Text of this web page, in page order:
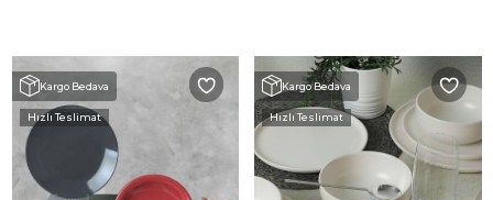
Kargo Bedava
Hızlı Teslimat
Kargo Bedava
Hızlı Teslimat